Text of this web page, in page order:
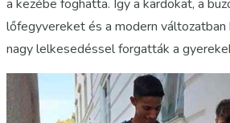
a kezébe foghatta. Így a kardokat, a
lőfegyvereket és a modern
nagy lelkesedéssel forgatták a